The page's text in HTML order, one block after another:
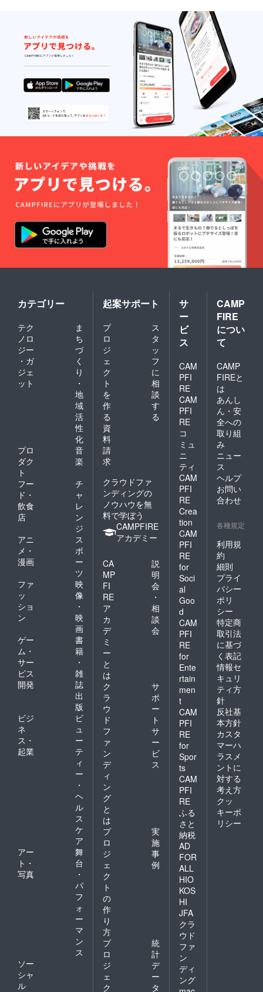
にて) ･
クラ
ファン
プロ
ジェク
トあり
がとう
生配信
でお名
前を読
み上げ
※備考欄
にお名
前のご
してく
れた方
限定 ※
希望さ
れない
場合は
名前を
匿名と
してく
カテゴリー
テク
ノロ
ジー
・ガ
ジェ
ット
ま
ち
づ
く
り
・
地
域
活
性
化
プロ
ダク
ト
音
楽
フー
ド・
飲食
店
チ
ャ
レ
ン
ジ
アニ
メ・
漫画
ス
ポ
ー
ツ
ファ
ッ
ショ
ン
映
像
・
映
画
ゲー
ム・
サー
ビス
開発
書
籍
・
雑
誌
出
版
ビジ
ネ
ス・
起業
ビ
ュ
ー
テ
ィ
ー
・
ヘ
ル
ス
ケ
ア
アー
ト・
写真
舞
台
・
パ
フ
ォ
ー
マ
ン
ス
ソー
シャ
ル
起案サポート
プ
ロ
ジ
ェ
ク
ト
を
作
る
ス
タ
ッ
フ
に
相
談
す
る
資
料
請
求
クラウドファ
ンディングの
ノウハウを無
料で学ぼう
CAMPFIRE
アカデミー
CA
MP
FI
RE
ア
カ
デ
ミ
ー
と
は
説
明
会
・
相
談
会
ク
ラ
ウ
ド
フ
ァ
ン
デ
ィ
ン
グ
と
は
サ
ポ
ー
ト
サ
ー
ビ
ス
プ
ロ
ジ
ェ
ク
ト
の
作
り
方
実
施
事
例
プ
ロ
ジ
ェ
ク
統
計
デ
ー
タ
サ
ー
ビ
ス
CAM
PFI
RE
CAM
PFI
RE
コ
ミュ
ニ
ティ
CAM
PFI
RE
Crea
tion
CAM
PFI
RE
for
Soci
al
Goo
d
CAM
PFI
RE
for
Ente
rtain
men
t
CAM
PFI
RE
for
Spor
ts
CAM
PFI
RE
ふる
さと
納税
AD
FOR
ALL
HIO
KOS
HI
JFA
クラ
ウド
ファ
ン
ディ
ング
CAMP
FIRE
につい
て
CAMP
FIREと
は
あんし
ん・安
全への
取り組
み
ニュー
ス
ヘルプ
お問い
合わせ
各種規定
利用規
約
細則
プライ
バシー
ポリ
シー
特定商
取引法
に基づ
く表記
情報セ
キュリ
ティ方
針
反社基
本方針
カスタ
マーハ
ラスメ
ントに
対する
考え方
クッ
キーポ
リシー